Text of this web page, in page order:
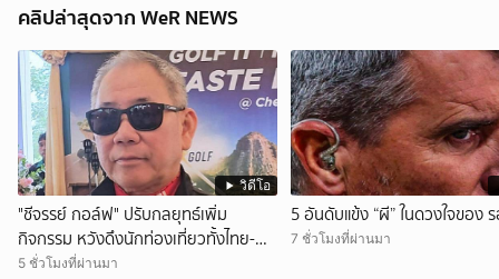
คลิปล่าสุดจาก WeR NEWS
วิดีโอ
"ชีจรรย์ กอล์ฟ" ปรับกลยุทธ์เพิ่ม
กิจกรรม หวังดึงนักท่องเที่ยวทั้งไทย-
ต่างชาติ
5 ชั่วโมงที่ผ่านมา
5 อันดับแข้ง “ผี” ในดวงใจของ
7 ชั่วโมงที่ผ่านมา